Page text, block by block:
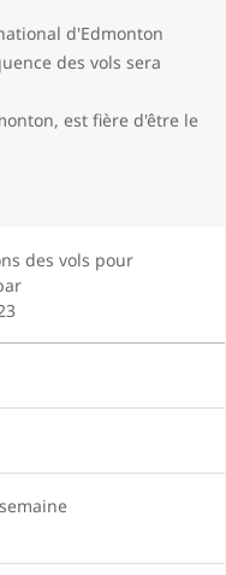
d'Edmonton
des vols sera
est fière d'être le
des vols pour